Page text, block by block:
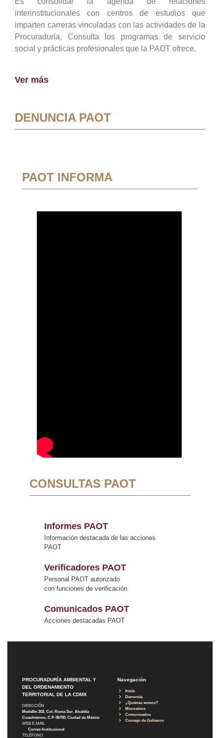
interinstitucionales con centros de estudios que
imparten carreras vinculadas con las actividades de la
Procuraduría, Consulta los programas de servicio
social y prácticas profesionales que la PAOT ofrece.
Ver más
DENUNCIA PAOT
PAOT INFORMA
CONSULTAS PAOT
Informes PAOT
Información destacada de las acciones
PAOT
Verificadores PAOT
Personal PAOT autorizado
con funciones de verificación
Comunicados PAOT
Acciones destacadas PAOT
PROCURADURÍA AMBIENTAL Y
DEL ORDENAMIENTO
TERRITORIAL DE LA CDMX
DIRECCIÓN
Medellín 202, Col. Roma Sur, Alcaldía
Cuauhtémoc, C.P. 06700, Ciudad de México
WEB E-MAIL
Correo Institucional
TELÉFONO
Navegación
Inicio
Denuncia
¿Quiénes somos?
Micrositios
Comunicados
Consejo de Gobierno